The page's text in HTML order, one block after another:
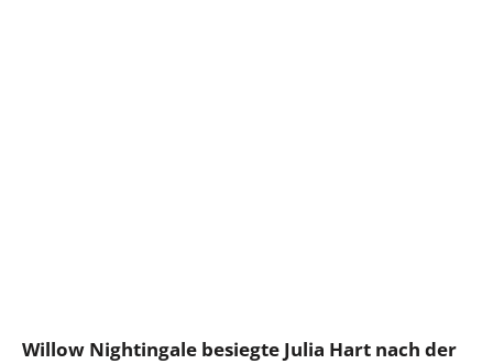
Willow Nightingale besiegte Julia Hart nach der